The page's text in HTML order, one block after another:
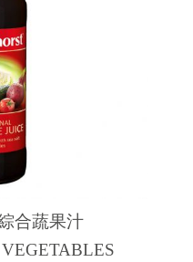
合蔬果汁